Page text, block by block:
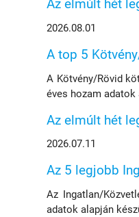
Az elmúlt hét
2026.08.01
A top 5
A Kötvény/Rövid
éves hozam adatok
Az elmúlt hét
2026.07.11
Az 5 legjobb
Az Ingatlan/
adatok alapján